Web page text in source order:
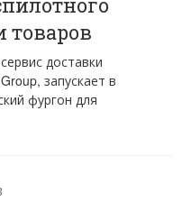
товаров
доставки
запускает в
фургон для